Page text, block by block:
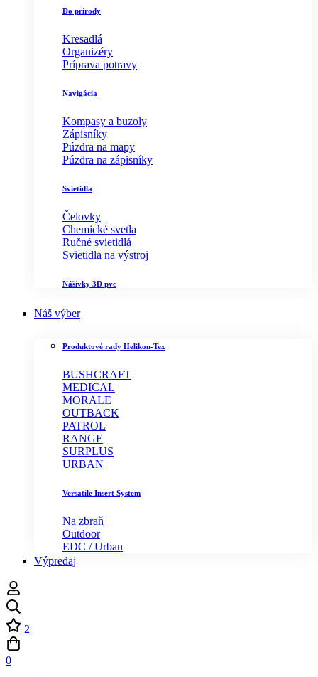
Do prírody
Kresadlá
Organizéry
Príprava potravy
Navigácia
Kompasy a buzoly
Zápisníky
Púzdra na mapy
Púzdra na zápisníky
Svietidla
Čelovky
Chemické svetla
Ručné svietidlá
Svietidla na výstroj
Nášivky 3D pvc
Náš výber
Produktové rady Helikon-Tex
BUSHCRAFT
MEDICAL
MORALE
OUTBACK
PATROL
RANGE
SURPLUS
URBAN
Versatile Insert System
Na zbraň
Outdoor
EDC / Urban
Výpredaj
2
0